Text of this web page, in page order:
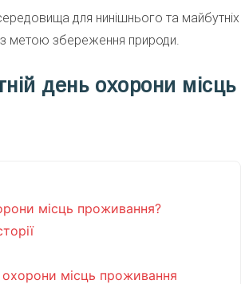
для нинішнього та майбутніх
з метою збереження природи.
день охорони місць
місць проживання?
охорони місць проживання